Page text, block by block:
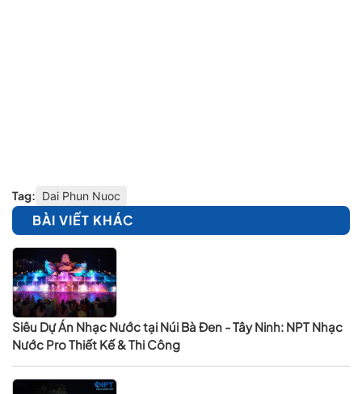
Tag: Dai Phun Nuoc
BÀI VIẾT KHÁC
Siêu Dự Án Nhạc Nước tại Núi Bà Đen - Tây Ninh: NPT Nhạc
Nước Pro Thiết Kế & Thi Công